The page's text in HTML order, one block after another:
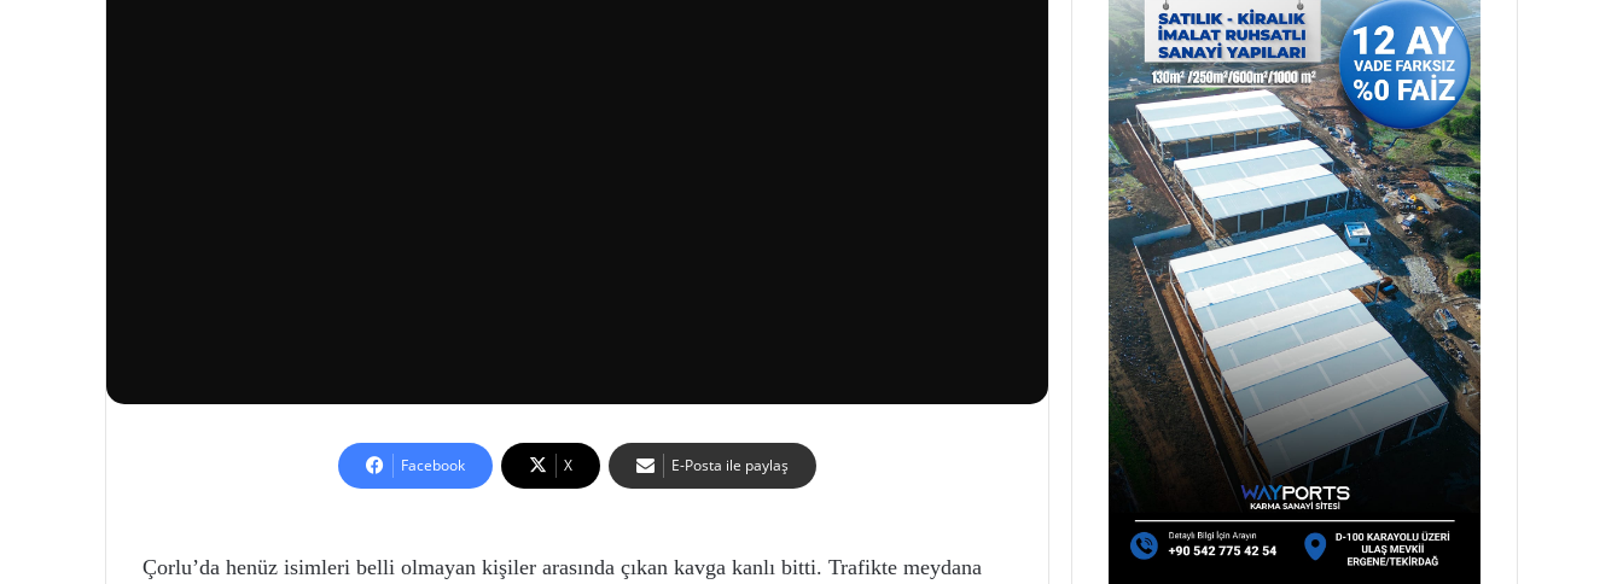
Facebook X E-Posta ile paylaş
Çorlu’da henüz isimleri belli olmayan kişiler arasında çıkan kavga kanlı bitti. Trafikte meydana